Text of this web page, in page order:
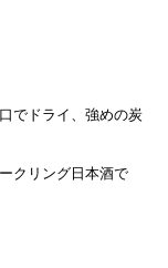
でドライ、強めの炭
クリング日本酒で